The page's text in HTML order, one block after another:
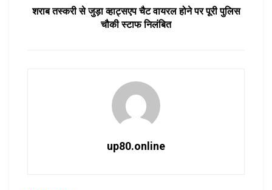
शराब तस्करी से जुड़ा व्हाट्सएप चैट वायरल होने पर पूरी पुलिस
चौकी स्टाफ निलंबित
up80.online